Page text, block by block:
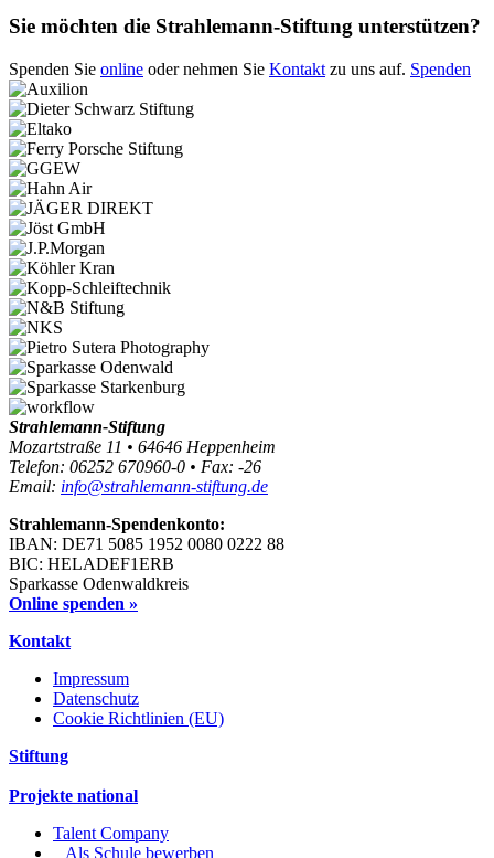
Sie möchten die Strahlemann-Stiftung unterstützen?
Spenden Sie online oder nehmen Sie Kontakt zu uns auf. Spenden
Strahlemann-Stiftung
Mozartstraße 11 • 64646 Heppenheim
Telefon: 06252 670960-0 • Fax: -26
Email: info@strahlemann-stiftung.de
Strahlemann-Spendenkonto:
IBAN: DE71 5085 1952 0080 0222 88
BIC: HELADEF1ERB
Sparkasse Odenwaldkreis
Online spenden »
Kontakt
Impressum
Datenschutz
Cookie Richtlinien (EU)
Stiftung
Projekte national
Talent Company
Als Schule bewerben